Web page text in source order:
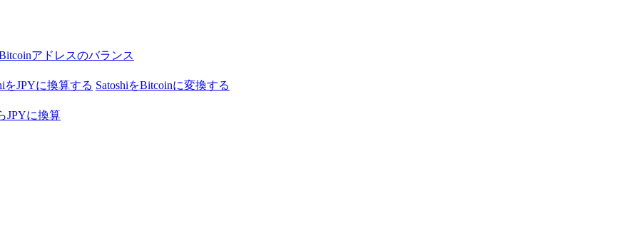
アドレスのバランス
をJPYに換算する SatoshiをBitcoinに変換する
JPYに換算